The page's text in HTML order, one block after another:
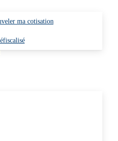
ma cotisation
ma cotisation